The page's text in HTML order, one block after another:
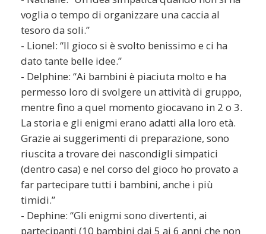
voglia o tempo di organizzare una caccia al
tesoro da soli.”
- Lionel: “Il gioco si è svolto benissimo e ci ha
dato tante belle idee.”
- Delphine: “Ai bambini è piaciuta molto e ha
permesso loro di svolgere un attività di gruppo,
mentre fino a quel momento giocavano in 2 o 3.
La storia e gli enigmi erano adatti alla loro età.
Grazie ai suggerimenti di preparazione, sono
riuscita a trovare dei nascondigli simpatici
(dentro casa) e nel corso del gioco ho provato a
far partecipare tutti i bambini, anche i più
timidi.”
- Dephine: “Gli enigmi sono divertenti, ai
partecipanti (10 bambini dai 5 ai 6 anni che non